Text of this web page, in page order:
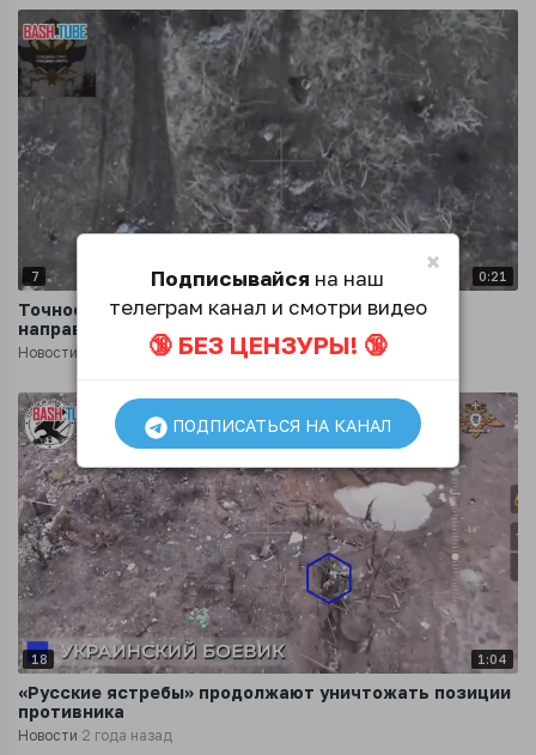
7 0:21
Точное попадание ВОГом на Запорожском
направлении
Новости 2 года назад
18 1:04
«Русские ястребы» продолжают уничтожать позиции
противника
Новости 2 года назад
×
Подписывайся на наш
телеграм канал и смотри видео
🔞 БЕЗ ЦЕНЗУРЫ! 🔞
ПОДПИСАТЬСЯ НА КАНАЛ